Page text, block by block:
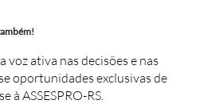
voz ativa nas decisões e nas
oportunidades exclusivas de
à ASSESPRO-RS.